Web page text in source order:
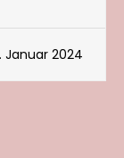
Januar 2024